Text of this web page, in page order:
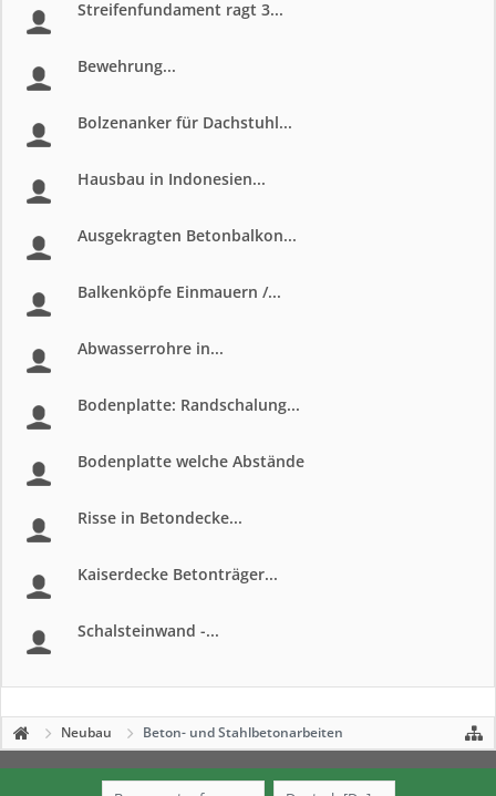
Streifenfundament ragt 3...
Bewehrung...
Bolzenanker für Dachstuhl...
Hausbau in Indonesien...
Ausgekragten Betonbalkon...
Balkenköpfe Einmauern /...
Abwasserrohre in...
Bodenplatte: Randschalung...
Bodenplatte welche Abstände
Risse in Betondecke...
Kaiserdecke Betonträger...
Schalsteinwand -...
Neubau Beton- und Stahlbetonarbeiten